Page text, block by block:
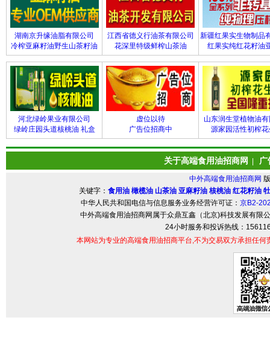
湖南京升缘油脂有限公司
冷榨亚麻籽油野生山茶籽油
江西省德义行油茶有限公司
花深里特级鲜榨山茶油
新疆红果实生物制品
红果实纯红花籽油
河北绿岭果业有限公司
绿岭庄园头道核桃油 礼盒
虚位以待
广告位招商中
山东润生堂植物油
源家园活性初榨花
关于高端食用油招商网 广
中外高端食用油招商网
关键字： 食用油 橄榄油 山茶油 亚麻籽油 核桃油 红花籽油
中华人民共和国电信与信息服务业务经营许可证： 京B2-
中外高端食用油招商网属于众鼎互鑫（北京)科技发展有限
24小时服务和投诉热线：
本网站为专业的高端食用油招商平台,不为交易双方承担任